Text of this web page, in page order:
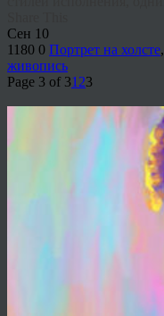
Сен 10
1180 0 Портрет на холсте,
живопись
Page 3 of 31 23